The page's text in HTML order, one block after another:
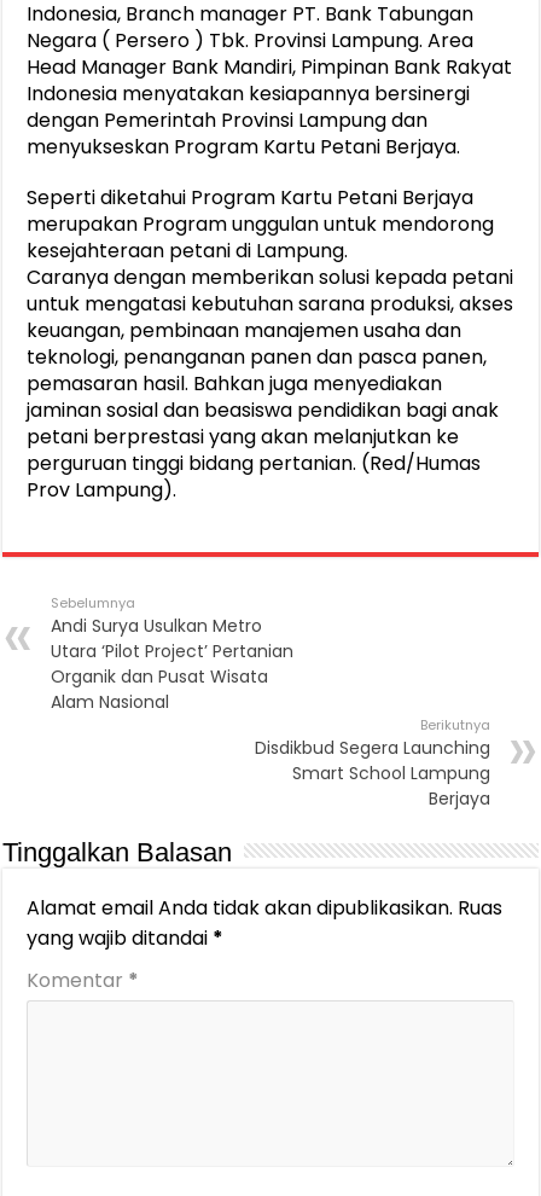
Indonesia, Branch manager PT. Bank Tabungan
Negara ( Persero ) Tbk. Provinsi Lampung. Area
Head Manager Bank Mandiri, Pimpinan Bank Rakyat
Indonesia menyatakan kesiapannya bersinergi
dengan Pemerintah Provinsi Lampung dan
menyukseskan Program Kartu Petani Berjaya.
Seperti diketahui Program Kartu Petani Berjaya
merupakan Program unggulan untuk mendorong
kesejahteraan petani di Lampung.
Caranya dengan memberikan solusi kepada petani
untuk mengatasi kebutuhan sarana produksi, akses
keuangan, pembinaan manajemen usaha dan
teknologi, penanganan panen dan pasca panen,
pemasaran hasil. Bahkan juga menyediakan
jaminan sosial dan beasiswa pendidikan bagi anak
petani berprestasi yang akan melanjutkan ke
perguruan tinggi bidang pertanian. (Red/Humas
Prov Lampung).
Sebelumnya
Andi Surya Usulkan Metro
Utara ‘Pilot Project’ Pertanian
Organik dan Pusat Wisata
Alam Nasional
Berikutnya
Disdikbud Segera Launching
Smart School Lampung
Berjaya
Tinggalkan Balasan
Alamat email Anda tidak akan dipublikasikan. Ruas
yang wajib ditandai *
Komentar *